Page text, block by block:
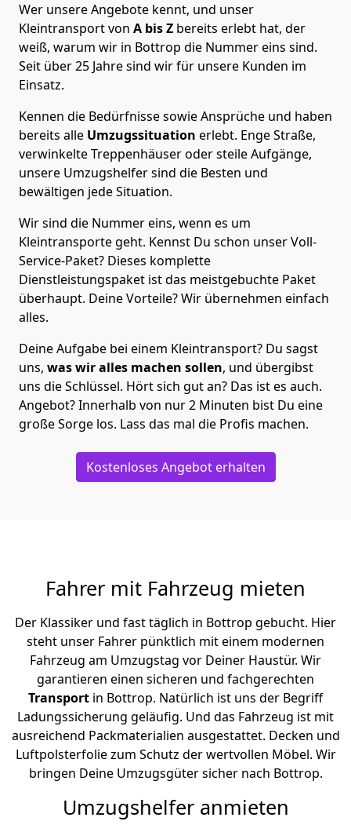
Wer unsere Angebote kennt, und unser
Kleintransport von A bis Z bereits erlebt hat, der
weiß, warum wir in Bottrop die Nummer eins sind.
Seit über 25 Jahre sind wir für unsere Kunden im
Einsatz.
Kennen die Bedürfnisse sowie Ansprüche und haben
bereits alle Umzugssituation erlebt. Enge Straße,
verwinkelte Treppenhäuser oder steile Aufgänge,
unsere Umzugshelfer sind die Besten und
bewältigen jede Situation.
Wir sind die Nummer eins, wenn es um
Kleintransporte geht. Kennst Du schon unser Voll-
Service-Paket? Dieses komplette
Dienstleistungspaket ist das meistgebuchte Paket
überhaupt. Deine Vorteile? Wir übernehmen einfach
alles.
Deine Aufgabe bei einem Kleintransport? Du sagst
uns, was wir alles machen sollen, und übergibst
uns die Schlüssel. Hört sich gut an? Das ist es auch.
Angebot? Innerhalb von nur 2 Minuten bist Du eine
große Sorge los. Lass das mal die Profis machen.
Kostenloses Angebot erhalten
Fahrer mit Fahrzeug mieten
Der Klassiker und fast täglich in Bottrop gebucht. Hier
steht unser Fahrer pünktlich mit einem modernen
Fahrzeug am Umzugstag vor Deiner Haustür. Wir
garantieren einen sicheren und fachgerechten
Transport in Bottrop. Natürlich ist uns der Begriff
Ladungssicherung geläufig. Und das Fahrzeug ist mit
ausreichend Packmaterialien ausgestattet. Decken und
Luftpolsterfolie zum Schutz der wertvollen Möbel. Wir
bringen Deine Umzugsgüter sicher nach Bottrop.
Umzugshelfer anmieten